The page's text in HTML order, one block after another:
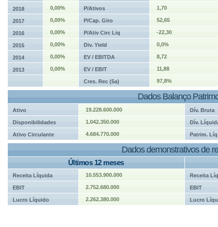
2018 0,00% P/Ativos 1,70
2017 0,00% P/Cap. Giro 52,65
2016 0,00% P/Ativ Circ Liq -22,30
2015 0,00% Div. Yield 0,0%
2014 0,00% EV / EBITDA 8,72
2013 0,00% EV / EBIT 11,88
Cres. Rec (5a) 97,8%
Dados Balanço
Ativo 19.228.600.000 Dív. Bruta
Disponibilidades 1.042.350.000 Dív.
Ativo Circulante 4.684.770.000 Patrim. Líq
Dados demonstrativos de
Últimos 12 meses
Receita Líquida 10.553.900.000 Receita
EBIT 2.752.680.000 EBIT
Lucro Líquido 2.262.380.000 Lucro